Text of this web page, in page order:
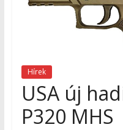
Hírek
USA új
P320 MHS